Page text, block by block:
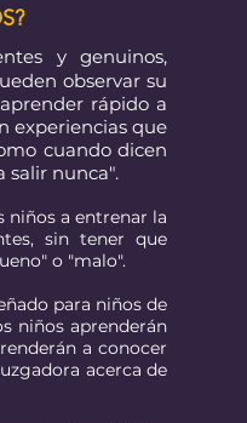
y genuinos,
observar su
rápido a
experiencias que
cuando dicen
salir nunca".
niños a entrenar la
sin tener que
o "malo".
para niños de
niños aprenderán
a conocer
acerca de